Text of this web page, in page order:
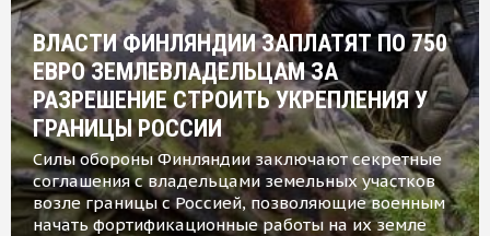
ВЛАСТИ ФИНЛЯНДИИ ЗАПЛАТЯТ ПО 750
ЕВРО ЗЕМЛЕВЛАДЕЛЬЦАМ ЗА
РАЗРЕШЕНИЕ СТРОИТЬ УКРЕПЛЕНИЯ У
ГРАНИЦЫ РОССИИ
Силы обороны Финляндии заключают секретные
соглашения с владельцами земельных участков
возле границы с Россией, позволяющие военным
начать фортификационные работы на их земле